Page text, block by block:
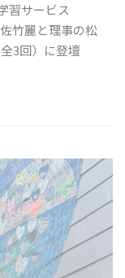
習サービス
竹麗と理事の松
3回）に登壇